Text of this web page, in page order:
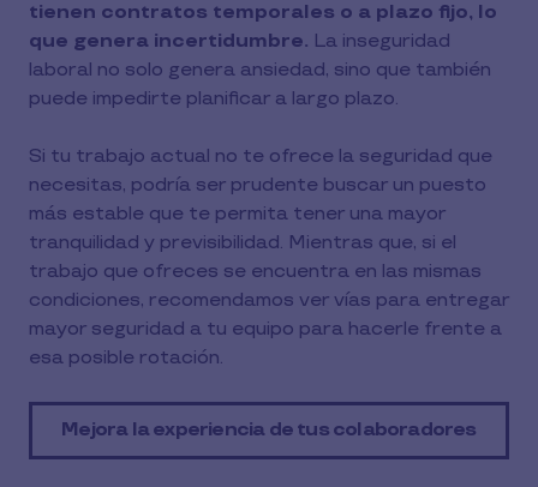
tienen contratos temporales o a plazo fijo, lo
que genera incertidumbre. La inseguridad
laboral no solo genera ansiedad, sino que también
puede impedirte planificar a largo plazo.
Si tu trabajo actual no te ofrece la seguridad que
necesitas, podría ser prudente buscar un puesto
más estable que te permita tener una mayor
tranquilidad y previsibilidad. Mientras que, si el
trabajo que ofreces se encuentra en las mismas
condiciones, recomendamos ver vías para entregar
mayor seguridad a tu equipo para hacerle frente a
esa posible rotación.
Mejora la experiencia de tus colaboradores